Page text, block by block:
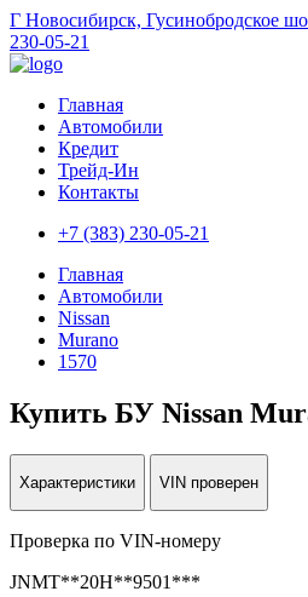
Г Новосибирск, Гусинобродское
230-05-21
Главная
Автомобили
Кредит
Трейд-Ин
Контакты
+7 (383) 230-05-21
Главная
Автомобили
Nissan
Murano
1570
Купить БУ Nissan
Характеристики VIN проверен
Проверка по VIN-номеру
JNMT**20H**9501***